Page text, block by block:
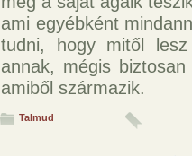
ami egyébként
tudni, hogy mitől
annak, mégis
amiből származik.
Talmud